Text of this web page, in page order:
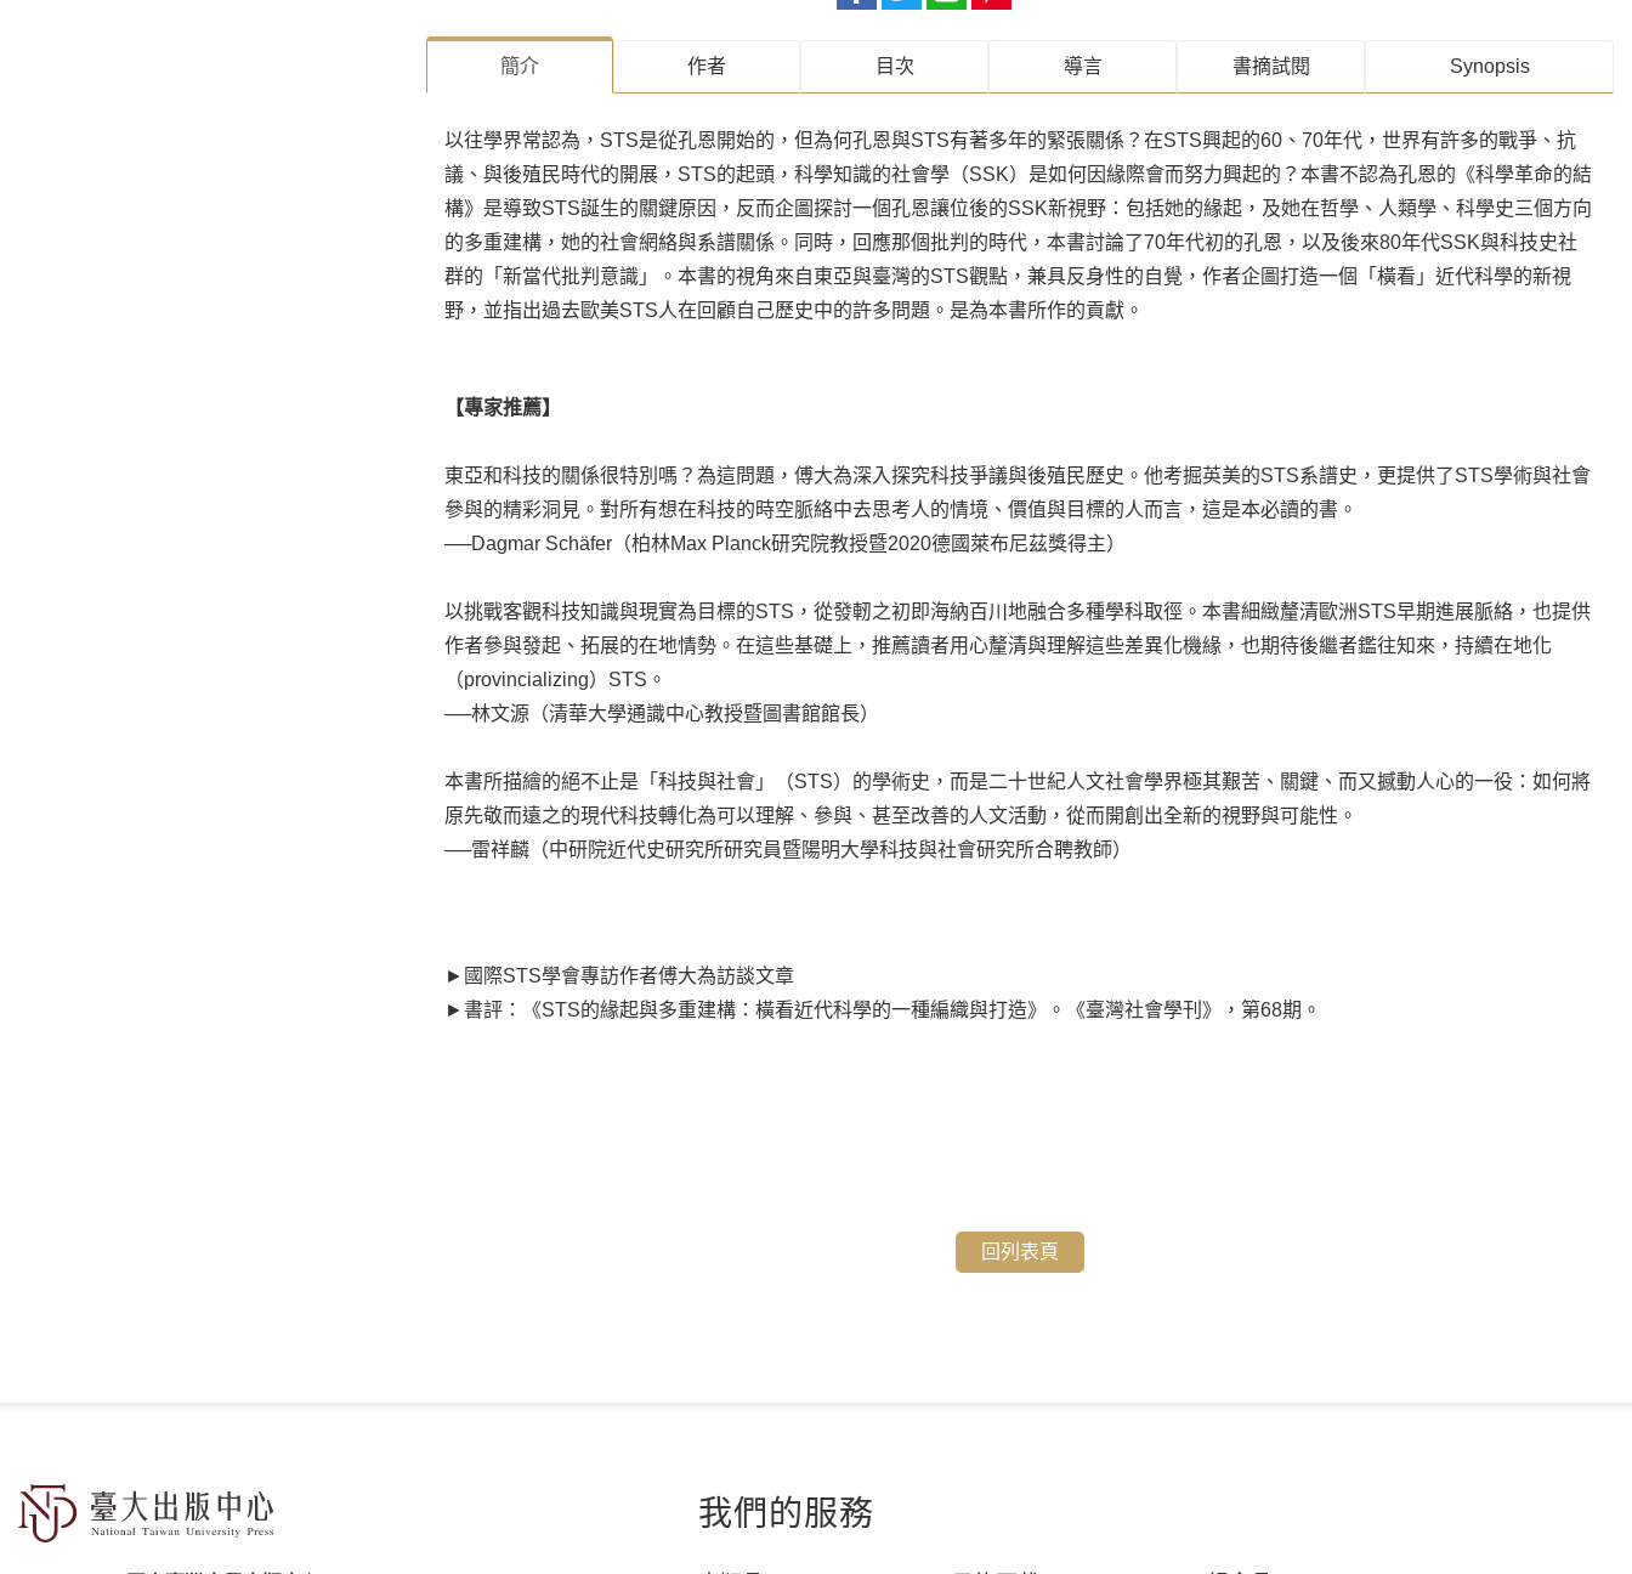
簡介 作者 目次 導言 書摘試閱 Synopsis
以往學界常認為，STS是從孔恩開始的，但為何孔恩與STS有著多年的緊張關係？在STS興起的60、70年代，世界有許多的戰爭、抗
議、與後殖民時代的開展，STS的起頭，科學知識的社會學（SSK）是如何因緣際會而努力興起的？本書不認為孔恩的《科學革命的結
構》是導致STS誕生的關鍵原因，反而企圖探討一個孔恩讓位後的SSK新視野：包括她的緣起，及她在哲學、人類學、科學史三個方向
的多重建構，她的社會網絡與系譜關係。同時，回應那個批判的時代，本書討論了70年代初的孔恩，以及後來80年代SSK與科技史社
群的「新當代批判意識」。本書的視角來自東亞與臺灣的STS觀點，兼具反身性的自覺，作者企圖打造一個「橫看」近代科學的新視
野，並指出過去歐美STS人在回顧自己歷史中的許多問題。是為本書所作的貢獻。
【專家推薦】
東亞和科技的關係很特別嗎？為這問題，傅大為深入探究科技爭議與後殖民歷史。他考掘英美的STS系譜史，更提供了STS學術與社會
參與的精彩洞見。對所有想在科技的時空脈絡中去思考人的情境、價值與目標的人而言，這是本必讀的書。
──Dagmar Schäfer（柏林Max Planck研究院教授暨2020德國萊布尼茲獎得主）
以挑戰客觀科技知識與現實為目標的STS，從發軔之初即海納百川地融合多種學科取徑。本書細緻釐清歐洲STS早期進展脈絡，也提供
作者參與發起、拓展的在地情勢。在這些基礎上，推薦讀者用心釐清與理解這些差異化機緣，也期待後繼者鑑往知來，持續在地化
（provincializing）STS。
──林文源（清華大學通識中心教授暨圖書館館長）
本書所描繪的絕不止是「科技與社會」（STS）的學術史，而是二十世紀人文社會學界極其艱苦、關鍵、而又撼動人心的一役：如何將
原先敬而遠之的現代科技轉化為可以理解、參與、甚至改善的人文活動，從而開創出全新的視野與可能性。
──雷祥麟（中研院近代史研究所研究員暨陽明大學科技與社會研究所合聘教師）
► 國際STS學會專訪作者傅大為訪談文章
►書評：《STS的緣起與多重建構：橫看近代科學的一種編織與打造》。《臺灣社會學刊》，第68期。
回列表頁
我們的服務